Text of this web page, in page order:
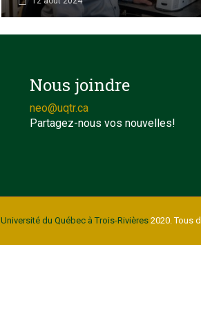
Nous joindre
neo@uqtr.ca
Partagez-nous vos nouvelles!
Université du Québec à Trois-Rivières2020. Tous